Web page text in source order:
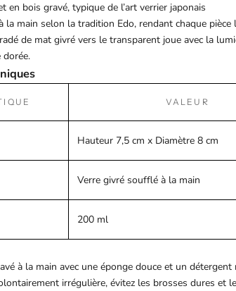
en bois gravé, typique de l’art verrier japonais
la main selon la tradition Edo, rendant chaque pièce
de mat givré vers le transparent joue avec la
VALEUR
Hauteur 7,5 cm x Diamètre 8 cm
Verre givré soufflé à la main
200 ml
à la main avec une éponge douce et un détergent
irrégulière, évitez les brosses dures et